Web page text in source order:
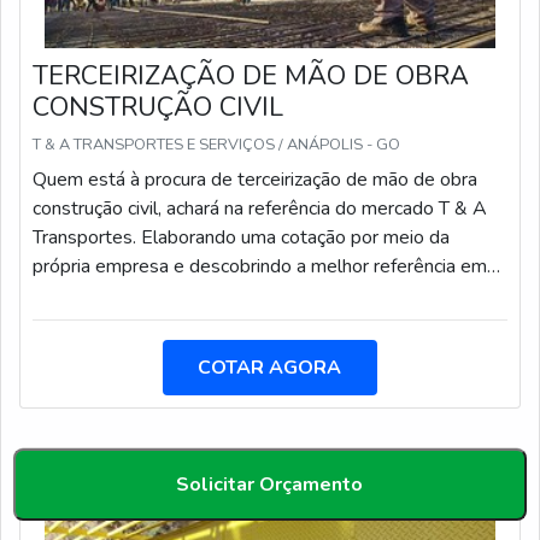
TERCEIRIZAÇÃO DE MÃO DE OBRA
CONSTRUÇÃO CIVIL
T & A TRANSPORTES E SERVIÇOS / ANÁPOLIS - GO
Quem está à procura de terceirização de mão de obra
construção civil, achará na referência do mercado T & A
Transportes. Elaborando uma cotação por meio da
própria empresa e descobrindo a melhor referência em
MÃO DE OBRA CONSTRUÇÃO CIVILQuem precisa de
empresa comprometida com seus serviços, vai até o site
da T & A Transportes. Disponibilizando para os clientes
desenvolvimento no que gera resultado ao cliente.Ainda
focando em terceirização de mão de obra construção
COTAR AGORA
Solicitar Orçamento